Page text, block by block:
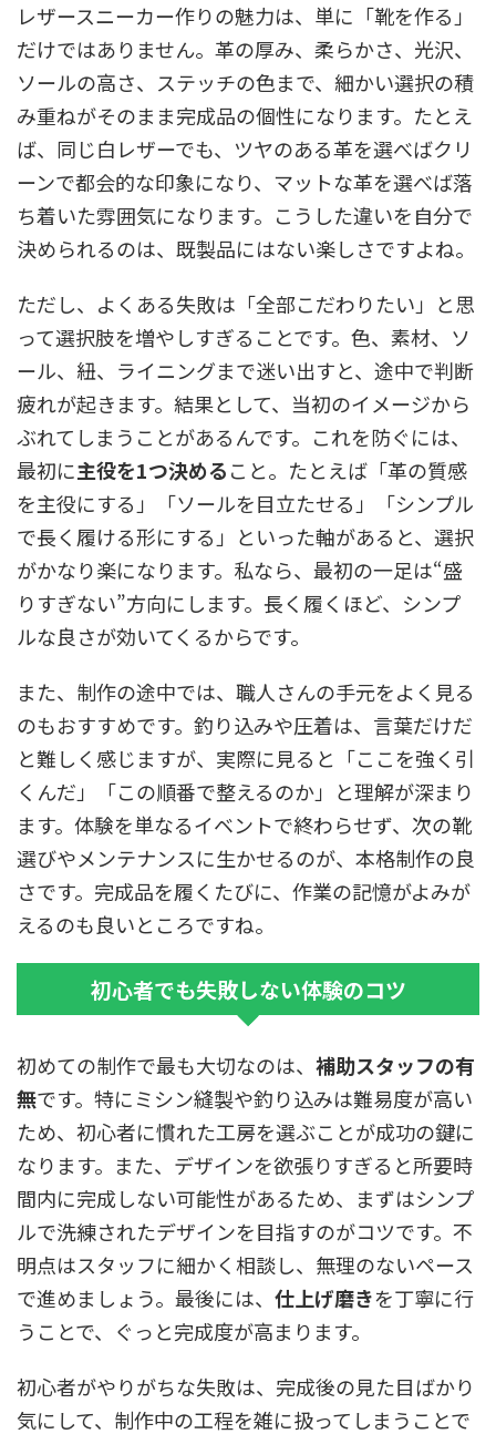
レザースニーカー作りの魅力は、単に「靴を作る」
だけではありません。革の厚み、柔らかさ、光沢、
ソールの高さ、ステッチの色まで、細かい選択の積
み重ねがそのまま完成品の個性になります。たとえ
ば、同じ白レザーでも、ツヤのある革を選べばクリ
ーンで都会的な印象になり、マットな革を選べば落
ち着いた雰囲気になります。こうした違いを自分で
決められるのは、既製品にはない楽しさですよね。
ただし、よくある失敗は「全部こだわりたい」と思
って選択肢を増やしすぎることです。色、素材、ソ
ール、紐、ライニングまで迷い出すと、途中で判断
疲れが起きます。結果として、当初のイメージから
ぶれてしまうことがあるんです。これを防ぐには、
最初に主役を1つ決めること。たとえば「革の質感
を主役にする」「ソールを目立たせる」「シンプル
で長く履ける形にする」といった軸があると、選択
がかなり楽になります。私なら、最初の一足は“盛
りすぎない”方向にします。長く履くほど、シンプ
ルな良さが効いてくるからです。
また、制作の途中では、職人さんの手元をよく見る
のもおすすめです。釣り込みや圧着は、言葉だけだ
と難しく感じますが、実際に見ると「ここを強く引
くんだ」「この順番で整えるのか」と理解が深まり
ます。体験を単なるイベントで終わらせず、次の靴
選びやメンテナンスに生かせるのが、本格制作の良
さです。完成品を履くたびに、作業の記憶がよみが
えるのも良いところですね。
初心者でも失敗しない体験のコツ
初めての制作で最も大切なのは、 補助スタッフの有
無です。特にミシン縫製や釣り込みは難易度が高い
ため、初心者に慣れた工房を選ぶことが成功の鍵に
なります。また、デザインを欲張りすぎると所要時
間内に完成しない可能性があるため、まずはシンプ
ルで洗練されたデザインを目指すのがコツです。不
明点はスタッフに細かく相談し、無理のないペース
で進めましょう。最後には、 仕上げ磨きを丁寧に行
うことで、ぐっと完成度が高まります。
初心者がやりがちな失敗は、完成後の見た目ばかり
気にして、制作中の工程を雑に扱ってしまうことで